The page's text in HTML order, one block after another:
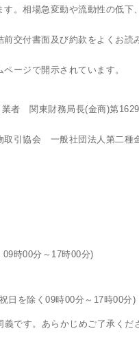
。相場急変動や流動性の低下
交付書面及び約款をよくお読
ージで開示されています。
者 関東財務局長(金商)第
引協会 一般社団法人第二種
時00分～17時00分)
日を除く09時00分～17時00分)
です。あらかじめご了承くだ